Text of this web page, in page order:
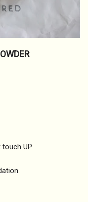
UP.